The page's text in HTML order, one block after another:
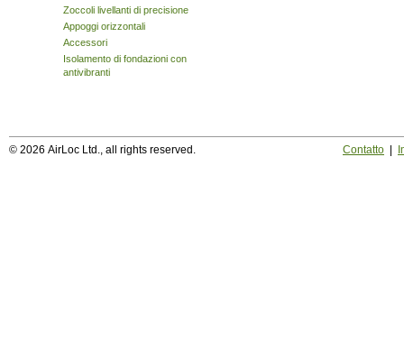
Zoccoli livellanti di precisione
Appoggi orizzontali
Accessori
Isolamento di fondazioni con
antivibranti
© 2026 AirLoc Ltd., all rights reserved. Contatto